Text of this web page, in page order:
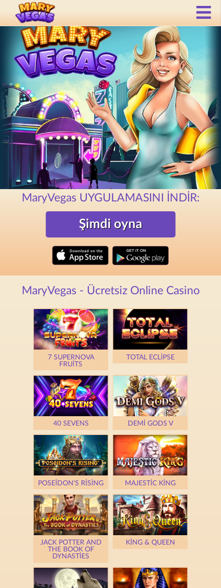
MaryVegas UYGULAMASINI İNDİR:
Şimdi oyna
MaryVegas - Ücretsiz Online Casino
7 SUPERNOVA
FRUITS
TOTAL ECLIPSE
40 SEVENS DEMI GODS V
POSEIDON'S RISING MAJESTIC KING
JACK POTTER AND
THE BOOK OF
DYNASTIES
KING & QUEEN